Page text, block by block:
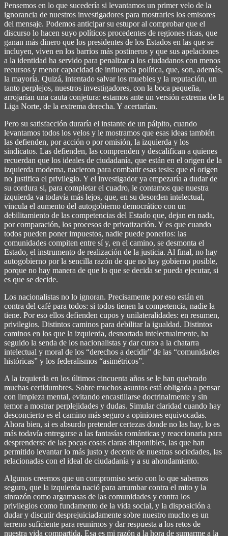
Pensemos en lo que sucedería si levantamos un primer velo de la
ignorancia de nuestros investigadores para mostrarles los emisores
del mensaje. Podemos anticipar su estupor al comprobar que el
discurso lo hacen suyo políticos procedentes de regiones ricas, que
ganan más dinero que los presidentes de los Estados en las que se
incluyen, viven en los barrios más postineros y que sus apelaciones
a la identidad ha servido para penalizar a los ciudadanos con menos
recursos y menor capacidad de influencia política, que, son, además,
la mayoría. Quizá, intentado salvar los muebles y la reputación, un
tanto perplejos, nuestros investigadores, con la boca pequeña,
arrojarían una cauta conjetura: estamos ante un versión extrema de la
Liga Norte, de la extrema derecha. Y acertarían.
Pero su satisfacción duraría el instante de un pálpito, cuando
levantamos todos los velos y le mostramos que esas ideas también
las defienden, por acción o por omisión, la izquierda y los
sindicatos. Las defienden, las comprenden y descalifican a quienes
recuerdan que los ideales de ciudadanía, que están en el origen de la
izquierda moderna, nacieron para combatir esas tesis: que el origen
no justifica el privilegio. Y el investigador ya empezaría a dudar de
su cordura si, para completar el cuadro, le contamos que nuestra
izquierda va todavía más lejos, que, en su desorden intelectual,
vincula el aumento del autogobierno democrático con un
debilitamiento de las competencias del Estado que, dejan en nada,
por comparación, los procesos de privatización. Y es que cuando
todos pueden poner impuestos, nadie puede ponerlos: las
comunidades compiten entre sí y, en el camino, se desmonta el
Estado, el instrumento de realización de la justicia. Al final, no hay
autogobierno por la sencilla razón de que no hay gobierno posible,
porque no hay manera de que lo que se decida se pueda ejecutar, si
es que se decide.
Los nacionalistas no lo ignoran. Precisamente por eso están en
contra del café para todos: si todos tienen la competencia, nadie la
tiene. Por eso ellos defienden cupos y unilateralidades: en resumen,
privilegios. Distintos caminos para debilitar la igualdad. Distintos
caminos en los que la izquierda, desnortada intelectualmente, ha
seguido la senda de los nacionalistas y dar curso a la chatarra
intelectual y moral de los “derechos a decidir” de las “comunidades
históricas” y los federalismos “asimétricos”.
A la izquierda en los últimos cincuenta años se le han quebrado
muchas certidumbres. Sobre muchos asuntos está obligada a pensar
con limpieza mental, evitando encastillarse doctrinalmente y sin
temor a mostrar perplejidades y dudas. Simular claridad cuando hay
desconcierto es el camino más seguro a opiniones equivocadas.
Ahora bien, si es absurdo pretender certezas donde no las hay, lo es
más todavía entregarse a las fantasías románticas y reaccionaria para
desprenderse de las pocas cosas claras disponibles, las que han
permitido levantar lo más justo y decente de nuestras sociedades, las
relacionadas con el ideal de ciudadanía y a su ahondamiento.
Algunos creemos que un compromiso serio con lo que sabemos
seguro, que la izquierda nació para arrumbar contra el mito y la
sinrazón como argamasas de las comunidades y contra los
privilegios como fundamento de la vida social, y la disposición a
dudar y discutir desprejuiciadamente sobre nuestro mucho es un
terreno suficiente para reunirnos y dar respuesta a los retos de
nuestra vida compartida. Esa es mi razón a la hora de sumarme a la